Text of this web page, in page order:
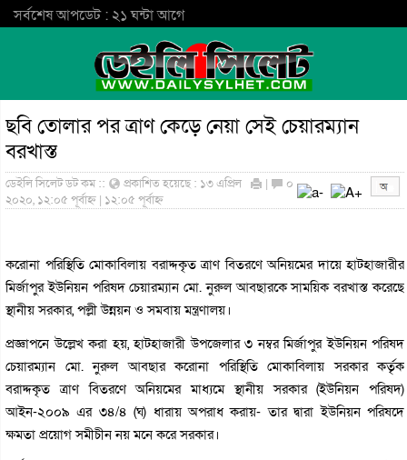
সর্বশেষ আপডেট : ২১ ঘন্টা আগে
ছবি তোলার পর ত্রাণ কেড়ে নেয়া সেই চেয়ারম্যান
বরখাস্ত
ডেইলি সিলেট ডট কম ::
প্রকাশিত হয়েছে : ১৩ এপ্রিল
২০২০, ১২:০৫ পূর্বাহ্ন | ১২:০৫ পূর্বাহ্ন
| ০
করোনা পরিস্থিতি মোকাবিলায় বরাদ্দকৃত ত্রাণ বিতরণে অনিয়মের দায়ে হাটহাজারীর
মির্জাপুর ইউনিয়ন পরিষদ চেয়ারম্যান মো. নুরুল আবছারকে সাময়িক বরখাস্ত করেছে
স্থানীয় সরকার, পল্লী উন্নয়ন ও সমবায় মন্ত্রণালয়।
প্রজ্ঞাপনে উল্লেখ করা হয়, হাটহাজারী উপজেলার ৩ নম্বর মির্জাপুর ইউনিয়ন পরিষদ
চেয়ারম্যান মো. নুরুল আবছার করোনা পরিস্থিতি মোকাবিলায় সরকার কর্তৃক
বরাদ্দকৃত ত্রাণ বিতরণে অনিয়মের মাধ্যমে স্থানীয় সরকার (ইউনিয়ন পরিষদ)
আইন-২০০৯ এর ৩৪/৪ (ঘ) ধারায় অপরাধ করায়- তার দ্বারা ইউনিয়ন পরিষদে
ক্ষমতা প্রয়োগ সমীচীন নয় মনে করে সরকার।